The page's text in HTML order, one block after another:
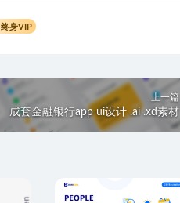
终身VIP
上一篇
成套金融银行app ui设计 .ai .xd素材